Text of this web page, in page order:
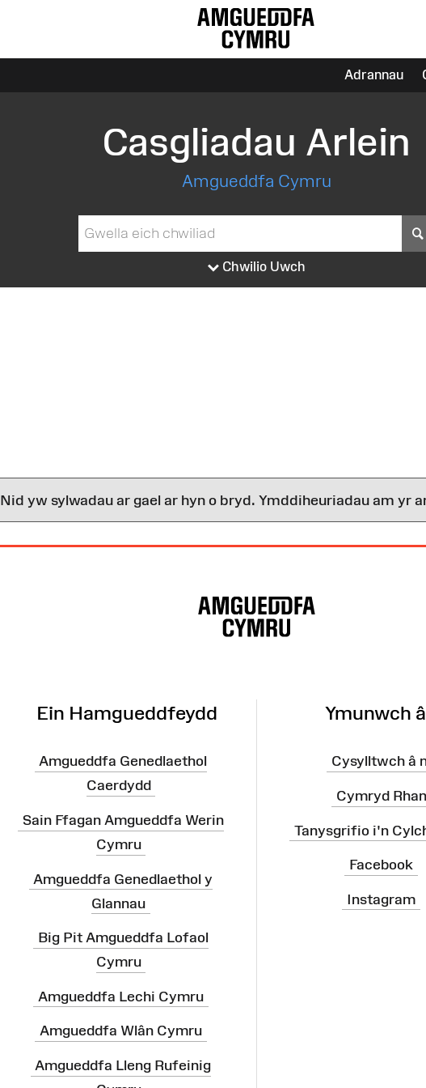
Adrannau
Casgliadau Arlein
Amgueddfa Cymru
Chwilio Uwch
Nid yw sylwadau ar gael ar hyn o bryd. Ymddiheuriadau am yr
Ein Hamgueddfeydd
Amgueddfa Genedlaethol
Caerdydd
Sain Ffagan Amgueddfa Werin
Cymru
Amgueddfa Genedlaethol y
Glannau
Big Pit Amgueddfa Lofaol
Cymru
Amgueddfa Lechi Cymru
Amgueddfa Wlân Cymru
Amgueddfa Lleng Rufeinig
Ymunwch
Cysylltwch â
Cymryd Rhan
Tanysgrifio i'n
Facebook
Instagram